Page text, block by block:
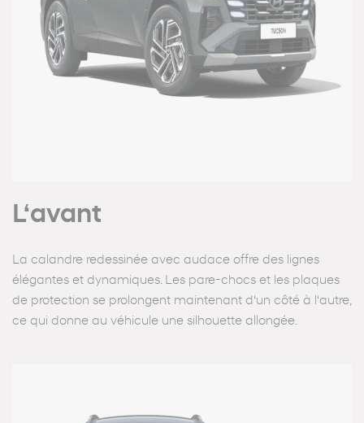
L‘avant
La calandre redessinée avec audace offre des lignes
élégantes et dynamiques. Les pare-chocs et les plaques
de protection se prolongent maintenant d‘un côté à l‘autre,
ce qui donne au véhicule une silhouette allongée.